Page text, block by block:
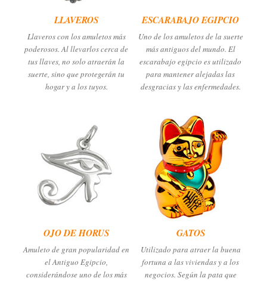
LLAVEROS
Llaveros con los amuletos más
poderosos. Al llevarlos cerca de
tus llaves, no solo atraerán la
suerte, sino que protegerán tu
hogar y a los tuyos.
ESCARABAJO EGIPCIO
Uno de los amuletos de la suerte
más antiguos del mundo. El
escarabajo egipcio es utilizado
para mantener alejadas las
desgracias y las enfermedades.
OJO DE HORUS
Amuleto de gran popularidad en
el Antiguo Egipcio,
considerándose uno de los más
GATOS
Utilizado para atraer la buena
fortuna a las viviendas y a los
negocios. Según la pata que